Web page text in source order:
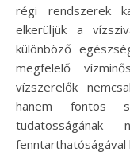
régi rendszerek
elkerüljük a
különböző
megfelelő
vízszerelők
hanem fontos
fenntarthatóságával